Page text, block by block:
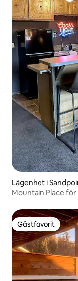
Lägenhet i
Mountain Place för
Gästfavorit
Gästfavorit